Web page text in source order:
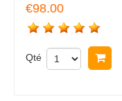
€98.00
Qté